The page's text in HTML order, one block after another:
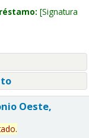
Signatura
Oeste,
.